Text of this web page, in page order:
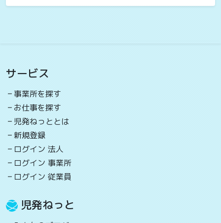
サービス
事業所を探す
お仕事を探す
児発ねっととは
新規登録
ログイン 法人
ログイン 事業所
ログイン 従業員
児発ねっと